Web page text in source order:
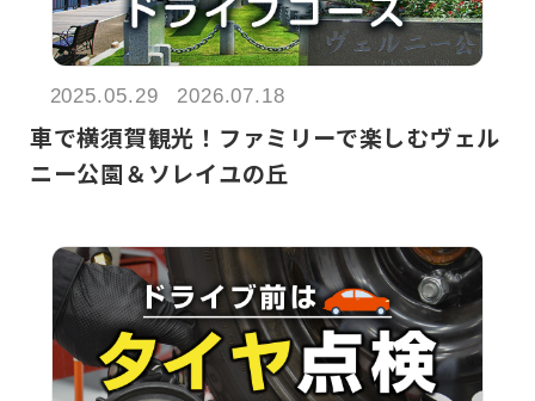
2025.05.29 2026.07.18
車で横須賀観光！ファミリーで楽しむヴェル
ニー公園＆ソレイユの丘